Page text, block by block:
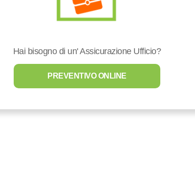
Hai bisogno di un' Assicurazione Ufficio?
PREVENTIVO ONLINE